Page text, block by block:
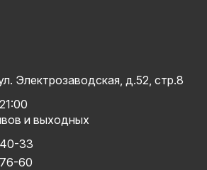
Электрозаводская, д.52, стр.8
и выходных
33
60